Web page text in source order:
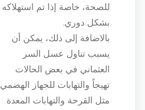
للصحة، خاصة إذا تم استهلاكه
بشكل دوري.
بالاضافة إلى ذلك، يمكن أن
يسبب تناول عسل السر
العثماني في بعض الحالات
تهيجاً والتهابات للجهاز الهضمي
مثل القرحة والتهابات المعدة